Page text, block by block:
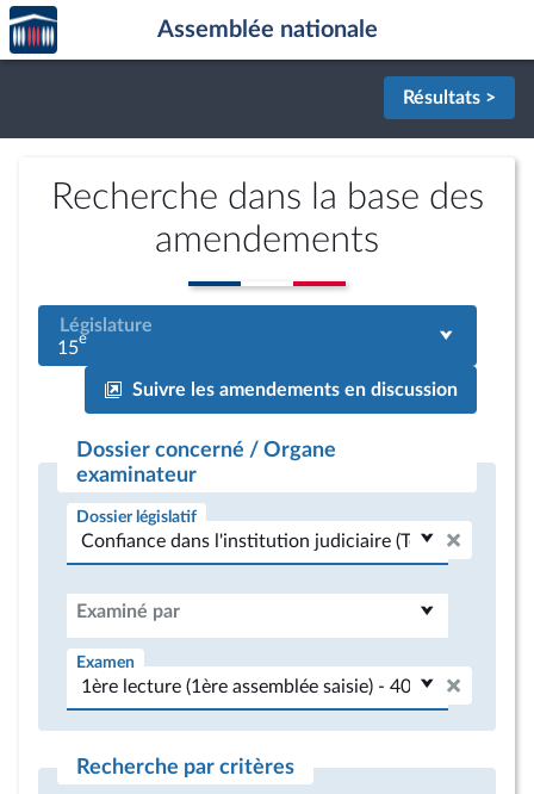
Aller au contenu
Aller en bas de la page
Accèder
à la
page
Assemblée nationale
Résultats >
Recherche dans la base des
amendements
Législature
15e
Suivre les amendements en discussion
Dossier concerné / Organe
examinateur
Dossier législatif
Examiné par
Examen
Recherche par critères